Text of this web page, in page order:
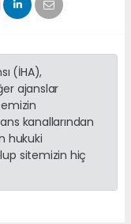
(İHA),
ajanslar
kanallarından
hukuki
sitemizin hiç